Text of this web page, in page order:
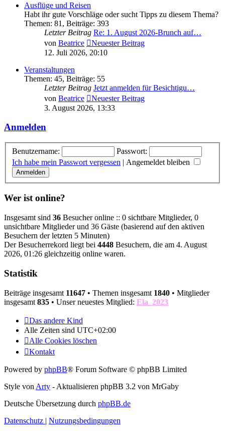
Ausflüge und Reisen
Habt ihr gute Vorschläge oder sucht Tipps zu diesem Thema?
Themen: 81 , Beiträge: 393
Letzter Beitrag Re: 1. August 2026-Brunch auf…
von Beatrice
Neuester Beitrag
12. Juli 2026, 20:10
Veranstaltungen
Themen: 45, Beiträge: 55
Letzter Beitrag Jetzt anmelden für Besichtigu…
von Beatrice
Neuester Beitrag
3. August 2026, 13:33
Anmelden
Benutzername:
Passwort:
Ich habe mein Passwort vergessen | Angemeldet bleiben
Wer ist online?
Insgesamt sind 36 Besucher online :: 0 sichtbare Mitglieder, 0
unsichtbare Mitglieder und 36 Gäste (basierend auf den aktiven
Besuchern der letzten 5 Minuten)
Der Besucherrekord liegt bei 4448 Besuchern, die am 4. August
2026, 01:26 gleichzeitig online waren.
Statistik
Beiträge insgesamt 11647 • Themen insgesamt 1840 • Mitglieder
insgesamt 835 • Unser neuestes Mitglied: Ela_2023
Das andere Kind
Alle Zeiten sind UTC+02:00
Alle Cookies löschen
Kontakt
Powered by phpBB® Forum Software © phpBB Limited
Style von Arty - Aktualisieren phpBB 3.2 von MrGaby
Deutsche Übersetzung durch phpBB.de
Datenschutz | Nutzungsbedingungen